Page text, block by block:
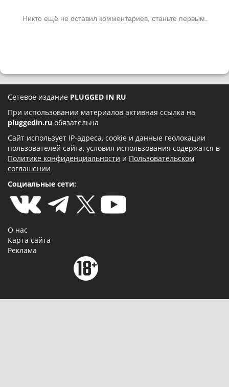
Никто ещё не оставил комментариев, станьте первым.
Сетевое издание PLUGGED IN RU
При использовании материалов активная ссылка на
pluggedin.ru обязательна
Сайт использует IP-адреса, cookie и данные геолокации
пользователей сайта, условия использования содержатся в
Политике конфиденциальности и Пользовательском
соглашении
Социальные сети:
О нас
Карта сайта
Реклама